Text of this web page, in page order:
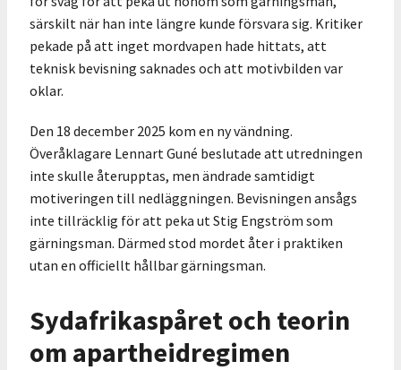
särskilt när han inte längre kunde försvara sig. Kritiker
pekade på att inget mordvapen hade hittats, att
teknisk bevisning saknades och att motivbilden var
oklar.
Den 18 december 2025 kom en ny vändning.
Överåklagare Lennart Guné beslutade att utredningen
inte skulle återupptas, men ändrade samtidigt
motiveringen till nedläggningen. Bevisningen ansågs
inte tillräcklig för att peka ut Stig Engström som
gärningsman. Därmed stod mordet åter i praktiken
utan en officiellt hållbar gärningsman.
Sydafrikaspåret och teorin
om apartheidregimen